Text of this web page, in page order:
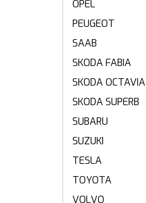
OPEL
PEUGEOT
SAAB
SKODA FABIA
SKODA OCTAVIA
SKODA SUPERB
SUBARU
SUZUKI
TESLA
TOYOTA
VOLVO